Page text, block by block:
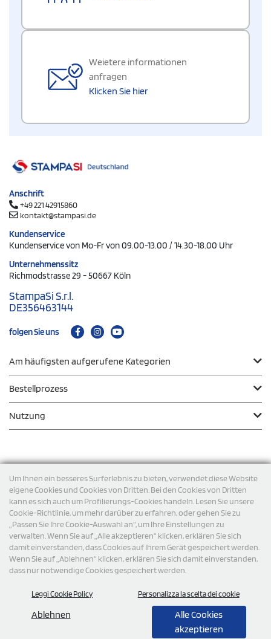
Um Ihnen ein besseres Surferlebnis zu bieten, verwendet diese Website
eigene Cookies und Cookies von Dritten. Bei den Cookies von Dritten
kann es sich auch um Profilierungs-Cookies handeln. Lesen Sie unsere
Cookie-Richtlinie, um mehr darüber zu erfahren, oder gehen Sie zu
„Passen Sie Ihre Cookie-Auswahl an“, um Ihre Einstellungen zu
verwalten. Wenn Sie auf „Alle akzeptieren“ klicken, erklären Sie sich
damit einverstanden, dass Cookies auf Ihrem Gerät gespeichert werden.
Wenn Sie auf „Ablehnen“ klicken, erklären Sie sich damit einverstanden,
dass nur notwendige Cookies gespeichert werden.
Leggi Cookie Policy Personalizza la scelta dei cookie
Ablehnen
Alle Cookies
akzeptieren
Weietere informationen
anfragen
Klicken Sie hier
Anschrift
+49 221 42915860
kontakt@stampasi.de
Kundenservice
Kundenservice von Mo-Fr von 09.00-13.00 / 14.30-18.00 Uhr
Unternehmenssitz
Richmodstrasse 29 - 50667 Köln
StampaSi S.r.l.
DE356463144
folgen Sie uns
Am häufigsten aufgerufene Kategorien
Bestellprozess
Nutzung
Versand
© 2026 StampaSi s.r.l. ALLE RECHTE SIND VORBEHALTEN -
Steuernummer DE356463144